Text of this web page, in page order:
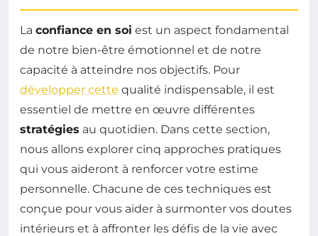
La confiance en soi est un aspect fondamental
de notre bien-être émotionnel et de notre
capacité à atteindre nos objectifs. Pour
développer cette qualité indispensable, il est
essentiel de mettre en œuvre différentes
stratégies au quotidien. Dans cette section,
nous allons explorer cinq approches pratiques
qui vous aideront à renforcer votre estime
personnelle. Chacune de ces techniques est
conçue pour vous aider à surmonter vos doutes
intérieurs et à affronter les défis de la vie avec